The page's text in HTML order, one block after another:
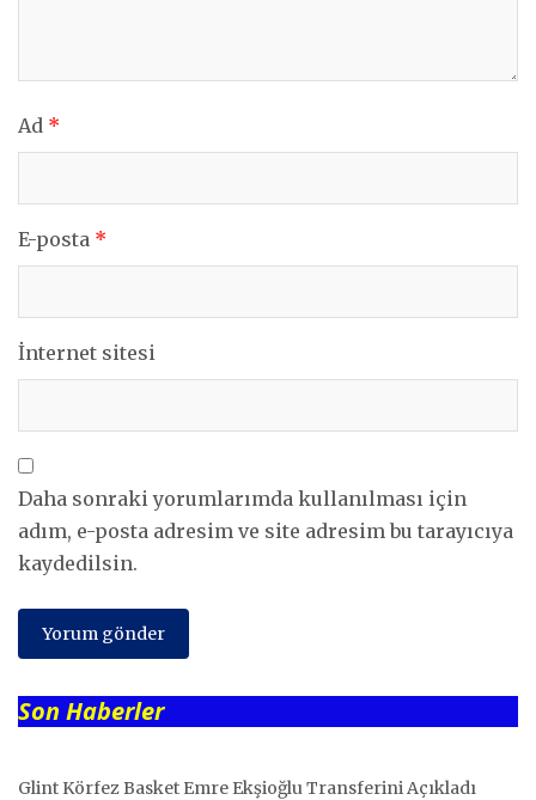
Ad *
E-posta *
İnternet sitesi
Daha sonraki yorumlarımda kullanılması için
adım, e-posta adresim ve site adresim bu tarayıcıya
kaydedilsin.
Son Haberler
Glint Körfez Basket Emre Ekşioğlu Transferini Açıkladı